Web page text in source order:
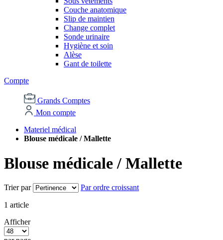
Couche anatomique
Slip de maintien
Change complet
Sonde urinaire
Hygiène et soin
Alèse
Gant de toilette
Compte
Grands Comptes
Mon compte
Materiel médical
Blouse médicale / Mallette
Blouse médicale / Mallette
Trier par Par ordre croissant
1 article
Afficher